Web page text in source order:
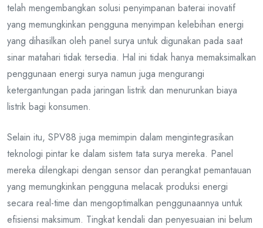
telah mengembangkan solusi penyimpanan baterai inovatif
yang memungkinkan pengguna menyimpan kelebihan energi
yang dihasilkan oleh panel surya untuk digunakan pada saat
sinar matahari tidak tersedia. Hal ini tidak hanya memaksimalkan
penggunaan energi surya namun juga mengurangi
ketergantungan pada jaringan listrik dan menurunkan biaya
listrik bagi konsumen.
Selain itu, SPV88 juga memimpin dalam mengintegrasikan
teknologi pintar ke dalam sistem tata surya mereka. Panel
mereka dilengkapi dengan sensor dan perangkat pemantauan
yang memungkinkan pengguna melacak produksi energi
secara real-time dan mengoptimalkan penggunaannya untuk
efisiensi maksimum. Tingkat kendali dan penyesuaian ini belum